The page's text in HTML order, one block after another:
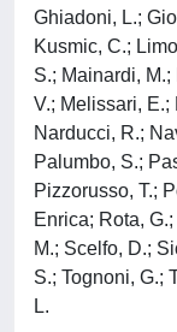
Ghiadoni, L.;
Kusmic, C.;
S.; Mainardi,
V.; Melissari, E.;
Narducci, R.;
Palumbo, S.;
Pizzorusso, T.;
Enrica; Rota,
M.; Scelfo, D.;
S.; Tognoni, G.;
L.